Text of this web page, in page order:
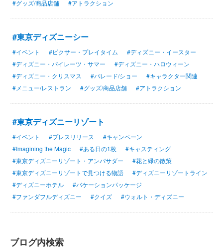
#グッズ/商品店舗
#アトラクション
#東京ディズニーシー
#イベント #ピクサー・プレイタイム
#ディズニー・イースター
#ディズニー・パイレーツ・サマー
#ディズニー・ハロウィーン
#ディズニー・クリスマス
#パレード/ショー
#キャラクター関連
#メニュー/レストラン
#グッズ/商品店舗 #アトラクション
#東京ディズニーリゾート
#イベント #プレスリリース
#キャンペーン
#Imagining the Magic
#ある日の1枚
#キャスティング
#東京ディズニーリゾート・アンバサダー
#花と緑の散策
#東京ディズニーリゾートで見つける物語
#ディズニーリゾートライン
#ディズニーホテル
#バケーションパッケージ
#ファンダフルディズニー
#クイズ #ウォルト・ディズニー
ブログ内検索